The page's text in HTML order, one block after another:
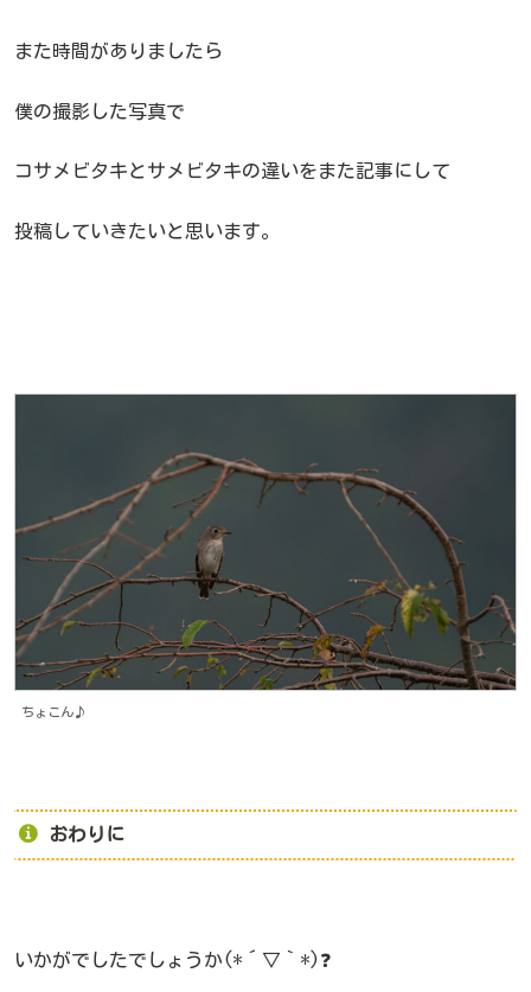
また時間がありましたら
僕の撮影した写真で
コサメビタキとサメビタキの違いをまた記事にして
投稿していきたいと思います。
ちょこん♪
おわりに
いかがでしたでしょうか(*´▽｀*)❓